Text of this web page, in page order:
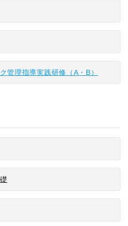
管理指導実践研修（A・B）